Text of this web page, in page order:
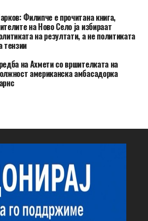
Филипче е прочитана книга,
на Ново Село ја избираат
на резултати, а не политиката
тензии
на Ахмети со вршителката на
американска амбасадорка